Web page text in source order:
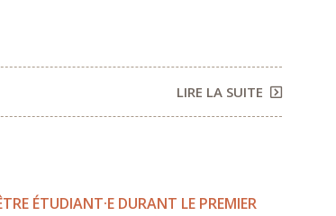
LIRE LA SUITE
ÉTUDIANT·E DURANT LE PREMIER